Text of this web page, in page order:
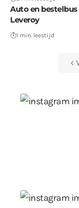
Auto en
Leveroy
1 min. leestijd